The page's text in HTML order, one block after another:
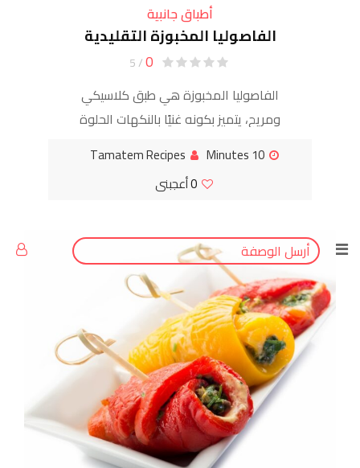
أرسل الوصفة
أطباق جانبية
الفاصوليا المخبوزة التقليدية
0
/ 5
الفاصوليا المخبوزة هي طبق كلاسيكي
ومريح، يتميز بكونه غنيًا بالنكهات الحلوة
الفاصوليا ببطء في صلصة طماطم سميكة
وغنية مع الدبس
10 Minutes
Tamatem Recipes
0أعجبنى